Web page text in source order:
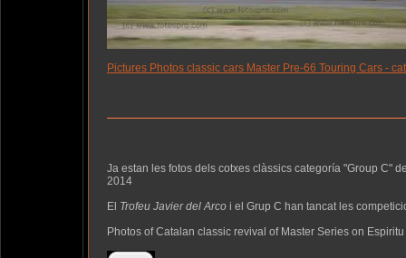
Pictures Photos classic cars Master Pre-66 Touring Cars -
Ja estan les fotos dels cotxes clàssics categoría "Group C"
2014
El Trofeu Javier del Arco i el Grup C han tancat les
Photos of Catalan classic revival of Master Series on